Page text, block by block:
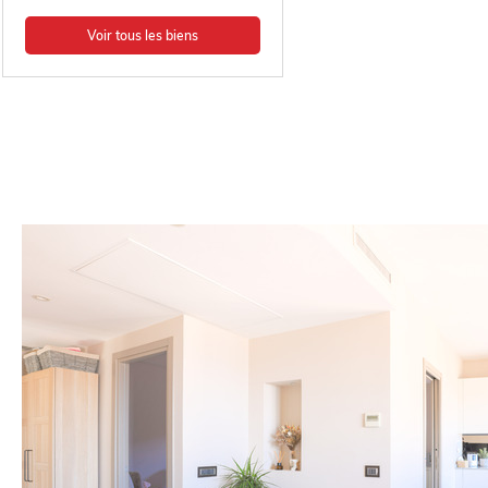
Voir tous les biens